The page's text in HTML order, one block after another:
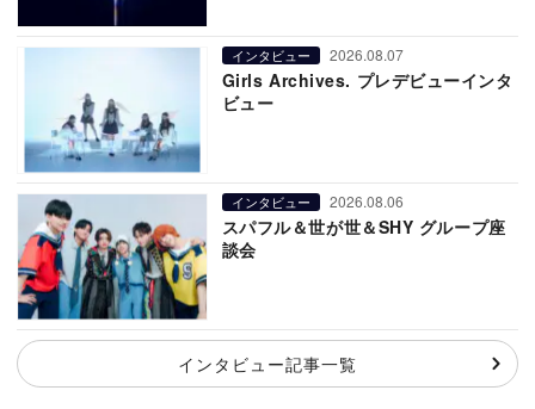
インタビュー 2026.08.07
Girls Archives. プレデビューインタ
ビュー
インタビュー 2026.08.06
スパフル＆世が世＆SHY グループ座
談会
インタビュー記事一覧